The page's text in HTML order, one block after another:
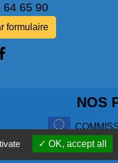
64 65 90
formulaire
NOS
OK, accept all